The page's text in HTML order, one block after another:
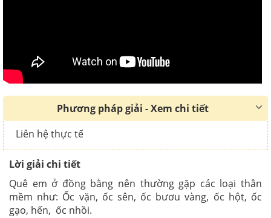
Phương pháp giải - Xem chi tiết
Liên hệ thực tế
Lời giải chi tiết
Quê em ở đồng bằng nên thường gặp các loại thân
mềm như: Ốc vặn, ốc sên, ốc bươu vàng, ốc hột, ốc
gạo, hến, ốc nhồi.